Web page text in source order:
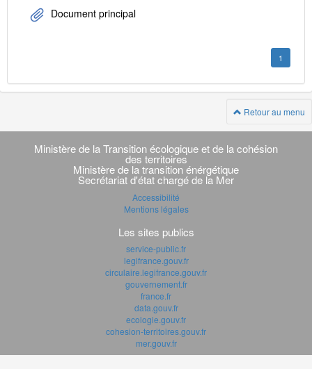
Document principal
1
Retour au menu
Navigation
transverse
Ministère de la Transition écologique et de la cohésion
des territoires
Ministère de la transition énérgétique
Secrétariat d'état chargé de la Mer
Accessibilité
Mentions légales
Les sites publics
service-public.fr
legifrance.gouv.fr
circulaire.legifrance.gouv.fr
gouvernement.fr
france.fr
data.gouv.fr
ecologie.gouv.fr
cohesion-territoires.gouv.fr
mer.gouv.fr